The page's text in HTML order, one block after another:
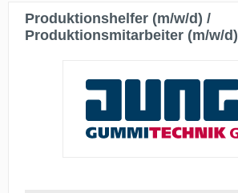
Produktionshelfer (m/w/d) /
Produktionsmitarbeiter (m/w/d)